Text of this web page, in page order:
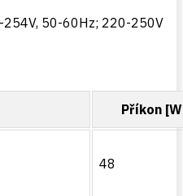
50-60Hz; 220-250V
Příkon
48